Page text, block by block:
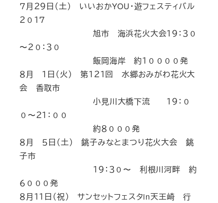
７月２９日（土） いいおかYOU・遊フェスティバル
２０１７
旭市 海浜花火大会１９：３０
〜２０：３０
飯岡海岸 約１００００発
８月 １日（火） 第１２１回 水郷おみがわ花火大
会 香取市
小見川大橋下流 １９：０
０〜２１：００
約８０００発
８月 ５日（土） 銚子みなとまつり花火大会 銚
子市
１９：３０〜 利根川河畔 約
６０００発
８月１１日（祝） サンセットフェスタin天王崎 行